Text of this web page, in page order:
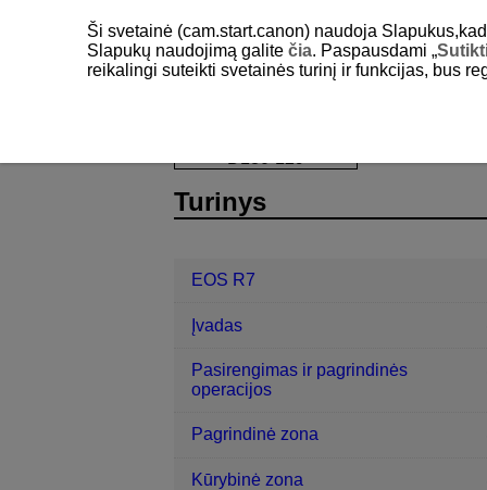
„Servo
Turinys
EOS R7
Įvadas
Pasirengimas ir pagrindinės
operacijos
Pagrindinė zona
Kūrybinė zona
Ši svetainė (cam.start.canon) naudoja
Slapukų naudojimą galite čia. Paspausdami „
reikalingi suteikti svetainės turinį ir funkcijas, bus